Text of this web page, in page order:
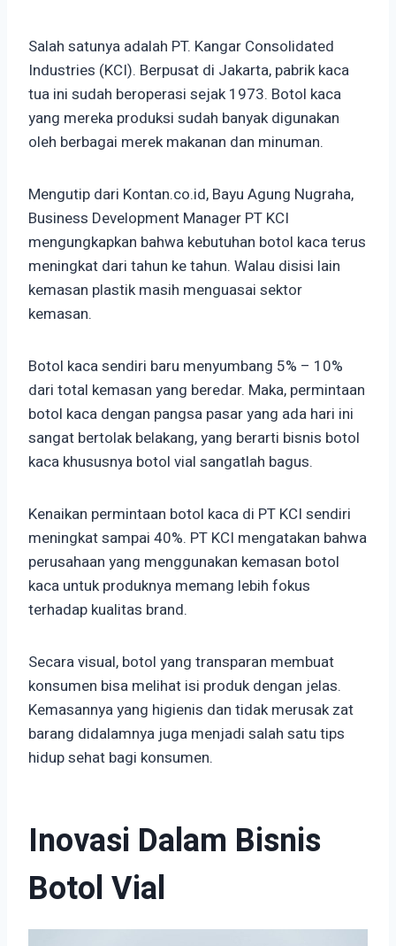
Salah satunya adalah PT. Kangar Consolidated
Industries (KCI). Berpusat di Jakarta, pabrik kaca
tua ini sudah beroperasi sejak 1973. Botol kaca
yang mereka produksi sudah banyak digunakan
oleh berbagai merek makanan dan minuman.
Mengutip dari Kontan.co.id, Bayu Agung Nugraha,
Business Development Manager PT KCI
mengungkapkan bahwa kebutuhan botol kaca terus
meningkat dari tahun ke tahun. Walau disisi lain
kemasan plastik masih menguasai sektor
kemasan.
Botol kaca sendiri baru menyumbang 5% – 10%
dari total kemasan yang beredar. Maka, permintaan
botol kaca dengan pangsa pasar yang ada hari ini
sangat bertolak belakang, yang berarti bisnis botol
kaca khususnya botol vial sangatlah bagus.
Kenaikan permintaan botol kaca di PT KCI sendiri
meningkat sampai 40%. PT KCI mengatakan bahwa
perusahaan yang menggunakan kemasan botol
kaca untuk produknya memang lebih fokus
terhadap kualitas brand.
Secara visual, botol yang transparan membuat
konsumen bisa melihat isi produk dengan jelas.
Kemasannya yang higienis dan tidak merusak zat
barang didalamnya juga menjadi salah satu tips
hidup sehat bagi konsumen.
Inovasi Dalam Bisnis
Botol Vial